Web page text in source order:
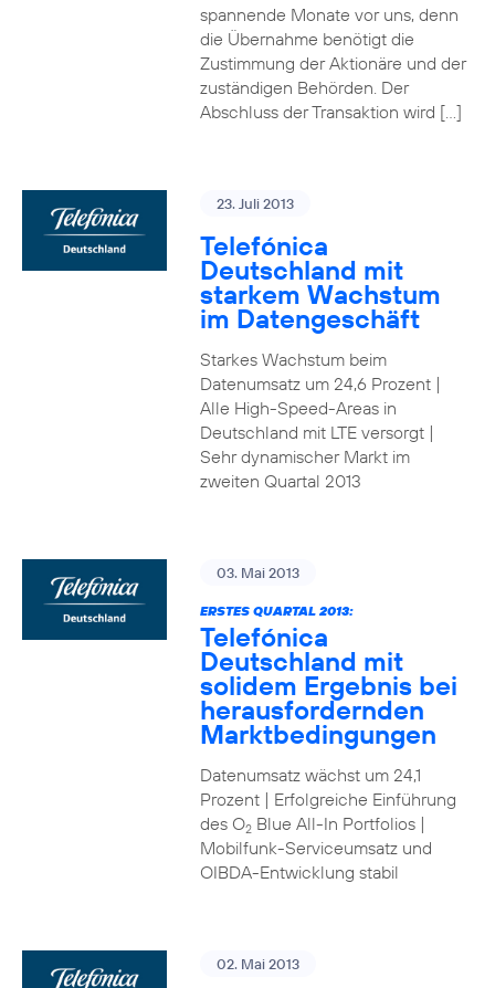
spannende Monate vor uns, denn
die Übernahme benötigt die
Zustimmung der Aktionäre und der
zuständigen Behörden. Der
Abschluss der Transaktion wird […]
23. Juli 2013
Telefónica
Deutschland mit
starkem Wachstum
im Datengeschäft
Starkes Wachstum beim
Datenumsatz um 24,6 Prozent |
Alle High-Speed-Areas in
Deutschland mit LTE versorgt |
Sehr dynamischer Markt im
zweiten Quartal 2013
03. Mai 2013
ERSTES QUARTAL 2013:
Telefónica
Deutschland mit
solidem Ergebnis bei
herausfordernden
Marktbedingungen
Datenumsatz wächst um 24,1
Prozent | Erfolgreiche Einführung
des O2Blue All-In Portfolios |
Mobilfunk-Serviceumsatz und
OIBDA-Entwicklung stabil
02. Mai 2013